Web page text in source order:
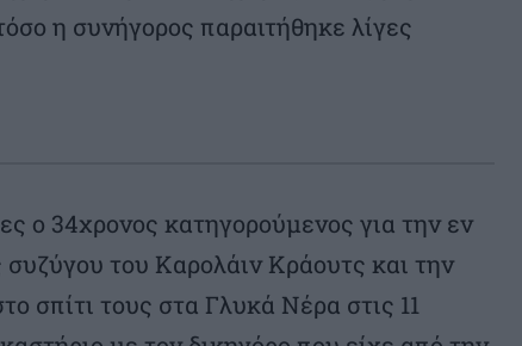
η συνήγορος παραιτήθηκε λίγες
ο 34χρονος κατηγορούμενος για την εν
του Καρολάιν Κράουτς και την
σπίτι τους στα Γλυκά Νέρα στις 11